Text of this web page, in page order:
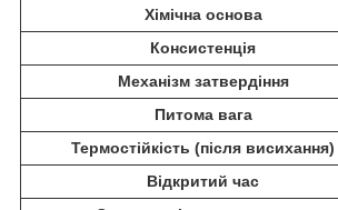
Хімічна основа
Консистенція
Механізм затвердіння
Питома вага
Термостійкість (після висихання)
Відкритий час